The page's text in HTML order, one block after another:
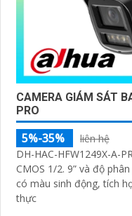
CAMERA GIÁM SÁT
PRO
5%-35%
liên hệ
DH-HAC-HFW1249X-A-
CMOS 1/2. 9” và độ phân giải 2MP. Hỗ trợ
có màu sinh động, tích
thực